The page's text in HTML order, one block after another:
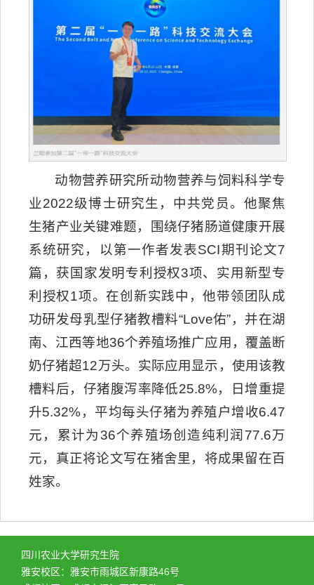
动物营养研究所动物营养与饲料科学专
业2022级博士研究生，中共党员。他聚焦
生猪产业关键难题，围绕仔猪肠道健康开展
系统研究，以第一作者发表SCI期刊论文7
篇，获国家发明专利授权3项、实用新型专
利授权1项。在创新实践中，他带领团队成
功研发母乳型仔猪教槽料“Love佑”，并在湖
南、江西等地36个养殖场推广应用，覆盖断
奶仔猪超12万头。实际应用显示，使用该教
槽料后，仔猪腹泻率降低25.8%，日增重提
升5.32%，平均每头仔猪为养殖户增收6.47
元，累计为36个养殖场创造纯利润77.6万
元，真正将论文写在猪舍里，将成果留在百
姓家。
四川农业大学研究生院
雅安校区：雅安市雨城区新康路46号